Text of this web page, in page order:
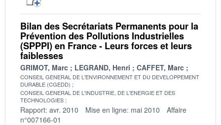
Bilan des Secrétariats Permanents pour la
Prévention des Pollutions Industrielles
(SPPPI) en France - Leurs forces et leurs
faiblesses
GRIMOT, Marc LEGRAND, Henri CAFFET, Marc
CONSEIL GENERAL DE L'ENVIRONNEMENT ET DU DEVELOPPEMENT
DURABLE (CGEDD)
CONSEIL GENERAL DE L'INDUSTRIE, DE L'ENERGIE ET DES
TECHNOLOGIES
Rapport: avr. 2010 Mise en ligne: mai 2010
Affaire
n°007166-01